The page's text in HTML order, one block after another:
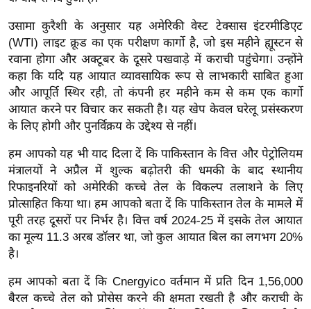
g
N
e
w
s
ला
इ
फ
स्टा
इ
ल
टे
क्नॉ
लॉ
ब्यू
टी
उसामा कुरैशी के अनुसार यह अमेरिकी वेस्ट टेक्सास इंटरमीडिएट
(WTI) लाइट क्रूड का एक परीक्षण कार्गो है, जो इस महीने ह्यूस्टन से
रवाना होगा और अक्टूबर के दूसरे पखवाड़े में कराची पहुंचेगा। उन्होंने
कहा कि यदि यह आयात व्यावसायिक रूप से लाभकारी साबित हुआ
और आपूर्ति स्थिर रही, तो कंपनी हर महीने कम से कम एक कार्गो
आयात करने पर विचार कर सकती है। यह खेप केवल घरेलू प्रसंस्करण
के लिए होगी और पुनर्विक्रय के उद्देश्य से नहीं।
हम आपको यह भी याद दिला दें कि पाकिस्तान के वित्त और पेट्रोलियम
मंत्रालयों ने अप्रैल में शुल्क बढ़ोतरी की धमकी के बाद स्थानीय
रिफाइनरियों को अमेरिकी कच्चे तेल के विकल्प तलाशने के लिए
प्रोत्साहित किया था। हम आपको बता दें कि पाकिस्तान तेल के मामले में
पूरी तरह दूसरों पर निर्भर है। वित्त वर्ष 2024-25 में इसके तेल आयात
का मूल्य 11.3 अरब डॉलर था, जो कुल आयात बिल का लगभग 20%
है।
हम आपको बता दें कि Cnergyico वर्तमान में प्रति दिन 1,56,000
बैरल कच्चे तेल को प्रोसेस करने की क्षमता रखती है और कराची के